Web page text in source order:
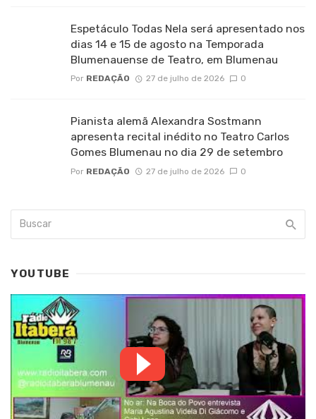
Espetáculo Todas Nela será apresentado nos
dias 14 e 15 de agosto na Temporada
Blumenauense de Teatro, em Blumenau
Por REDAÇÃO 27 de julho de 2026 0
Pianista alemã Alexandra Sostmann
apresenta recital inédito no Teatro Carlos
Gomes Blumenau no dia 29 de setembro
Por REDAÇÃO 27 de julho de 2026 0
YOUTUBE